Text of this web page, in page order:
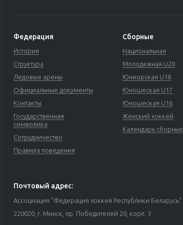
Федерация
История
Структура
Ледовые арены
Официальные документы
Контакты
Государственная
символика
Сотрудничество
Правила поведения
Сборные
Национальная
Молодежная U20
Юниорская U18
Юношеская U17
Юношеская U16
Женский хоккей
Календарь сборных
Почтовый адрес:
Ассоциация "Федерация хоккея Республики Беларусь"
220020, г. Минск, пр. Победителей 20, корп. 3